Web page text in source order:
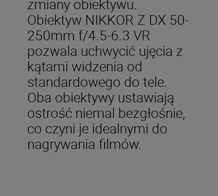
zmiany obiektywu.
Obiektyw NIKKOR Z DX 50-
250mm f/4.5-6.3 VR
pozwala uchwycić ujęcia z
kątami widzenia od
standardowego do tele.
Oba obiektywy ustawiają
ostrość niemal bezgłośnie,
co czyni je idealnymi do
nagrywania filmów.